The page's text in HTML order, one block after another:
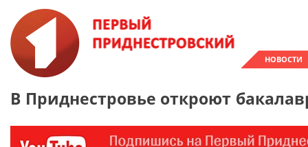
НОВОСТИ
В Приднестровье откроют